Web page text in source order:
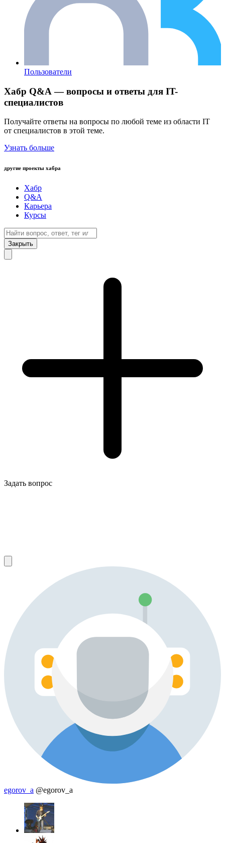
Пользователи
Хабр Q&A — вопросы и ответы для IT-
специалистов
Получайте ответы на вопросы по любой теме из области IT
от специалистов в этой теме.
Узнать больше
другие проекты хабра
Хабр
Q&A
Карьера
Курсы
Закрыть
Задать вопрос
egorov_a @egorov_a